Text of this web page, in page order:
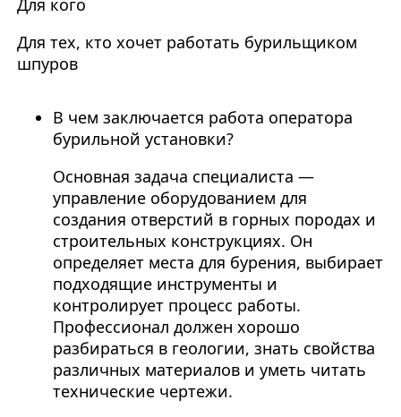
Для кого
Для тех, кто хочет работать бурильщиком
шпуров
В чем заключается работа оператора
бурильной установки?
Основная задача специалиста —
управление оборудованием для
создания отверстий в горных породах и
строительных конструкциях. Он
определяет места для бурения, выбирает
подходящие инструменты и
контролирует процесс работы.
Профессионал должен хорошо
разбираться в геологии, знать свойства
различных материалов и уметь читать
технические чертежи.